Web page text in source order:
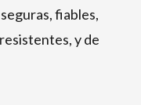
fiables,
y de